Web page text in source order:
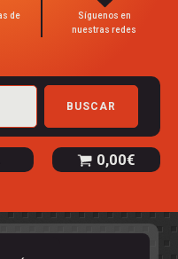
de
Síguenos en
nuestras redes
BUSCAR
0,00€